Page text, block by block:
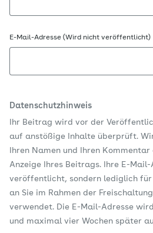
E-Mail-Adresse (Wird nicht veröffentlicht)
Datenschutzhinweis
Ihr Beitrag wird vor der
auf anstößige Inhalte überprüft.
Ihren Namen und Ihren
Anzeige Ihres Beitrags. Ihre E-
veröffentlicht, sondern lediglich
an Sie im Rahmen der
verwendet. Die E-Mail-Adresse
und maximal vier Wochen später